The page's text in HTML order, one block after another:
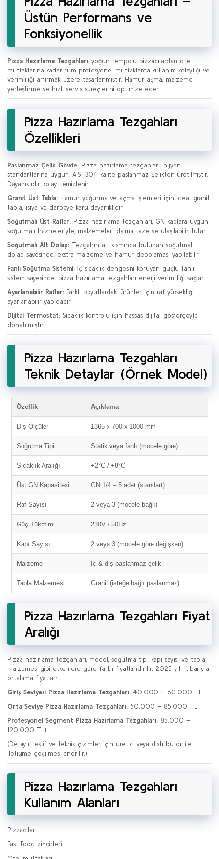
Üstün Performans ve
Fonksiyonellik
Pizza Hazırlama Tezgahları , yoğun tempolu pizzacılardan otel
mutfaklarına kadar tüm profesyonel mutfaklarda kullanım kolaylığı ve
verimliliği artırmak üzere tasarlanmıştır. Hamur açma, malzeme
yerleştirme ve hızlı servis süreçlerini optimize eder.
Pizza Hazırlama Tezgahları
Özellikleri
Paslanmaz Çelik Gövde: Pizza hazırlama tezgahları, hijyen
standartlarına uygun, AISI 304 kalite paslanmaz çelikten üretilmiştir.
Dayanıklıdır, kolay temizlenir.
Granit Üst Tabla: Hamur yoğurma ve açma işlemleri için ideal granit
tabla; ısıya ve darbeye karşı dayanıklıdır.
Soğutmalı Üst Raflar: Pizza hazırlama tezgahları, GN kaplara uygun
soğutmalı hazneleriyle, malzemeleri daima taze ve ulaşılabilir tutar.
Soğutmalı Alt Dolap: Tezgahın alt kısmında bulunan soğutmalı
dolap sayesinde, ekstra malzeme ve hamur depolaması yapılabilir.
Fanlı Soğutma Sistemi: İç sıcaklık dengesini koruyan güçlü fanlı
sistem sayesinde, pizza hazırlama tezgahları enerji verimliliği sağlar.
Ayarlanabilir Raflar: Farklı boyutlardaki ürünler için raf yüksekliği
ayarlanabilir yapıdadır.
Dijital Termostat: Sıcaklık kontrolü için hassas dijital göstergeyle
donatılmıştır.
Pizza Hazırlama Tezgahları
Teknik Detaylar (Örnek Model)
Özellik Açıklama
Dış Ölçüler 1365 x 700 x 1000 mm
Soğutma Tipi Statik veya fanlı (modele göre)
Sıcaklık Aralığı +2°C / +8°C
Üst GN Kapasitesi GN 1/4 – 5 adet (standart)
Raf Sayısı 2 veya 3 (modele bağlı)
Güç Tüketimi 230V / 50Hz
Kapı Sayısı 2 veya 3 (modele göre değişken)
Malzeme İç & dış paslanmaz çelik
Tabla Malzemesi Granit (isteğe bağlı paslanmaz)
Pizza Hazırlama Tezgahları Fiyat
Aralığı
Pizza hazırlama tezgahları, model, soğutma tipi, kapı sayısı ve tabla
malzemesi gibi etkenlere göre farklı fiyatlandırılır. 2025 yılı itibarıyla
ortalama fiyatlar:
Giriş Seviyesi Pizza Hazırlama Tezgahları: 40.000 – 60.000 TL
Orta Seviye Pizza Hazırlama Tezgahları: 60.000 – 85.000 TL
Profesyonel Segment Pizza Hazırlama Tezgahları: 85.000 –
120.000 TL+
(Detaylı teklif ve teknik çizimler için üretici veya distribütör ile
iletişime geçilmesi önerilir.)
Pizza Hazırlama Tezgahları
Kullanım Alanları
Pizzacılar
Fast Food zincirleri